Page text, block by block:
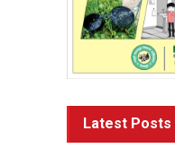
Latest Posts